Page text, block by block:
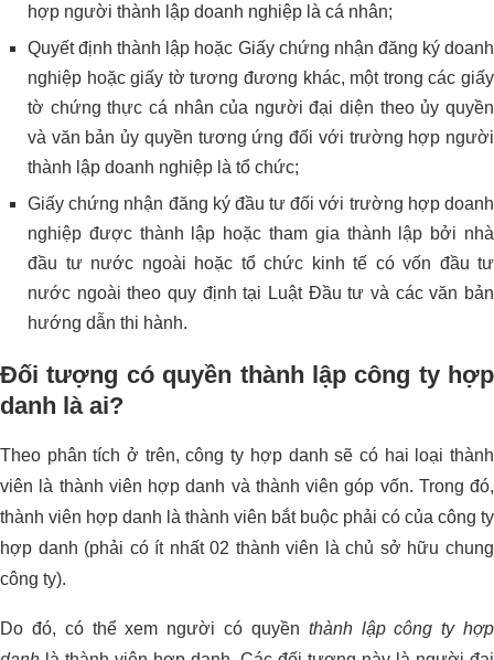
hợp người thành lập doanh nghiệp là cá nhân;
Quyết định thành lập hoặc Giấy chứng nhận đăng ký doanh
nghiệp hoặc giấy tờ tương đương khác, một trong các giấy
tờ chứng thực cá nhân của người đại diện theo ủy quyền
và văn bản ủy quyền tương ứng đối với trường hợp người
thành lập doanh nghiệp là tổ chức;
Giấy chứng nhận đăng ký đầu tư đối với trường hợp doanh
nghiệp được thành lập hoặc tham gia thành lập bởi nhà
đầu tư nước ngoài hoặc tổ chức kinh tế có vốn đầu tư
nước ngoài theo quy định tại Luật Đầu tư và các văn bản
hướng dẫn thi hành.
Đối tượng có quyền thành lập công ty hợp
danh là ai?
Theo phân tích ở trên, công ty hợp danh sẽ có hai loại thành
viên là thành viên hợp danh và thành viên góp vốn. Trong đó,
thành viên hợp danh là thành viên bắt buộc phải có của công ty
hợp danh (phải có ít nhất 02 thành viên là chủ sở hữu chung
công ty).
Do đó, có thể xem người có quyền thành lập công ty hợp